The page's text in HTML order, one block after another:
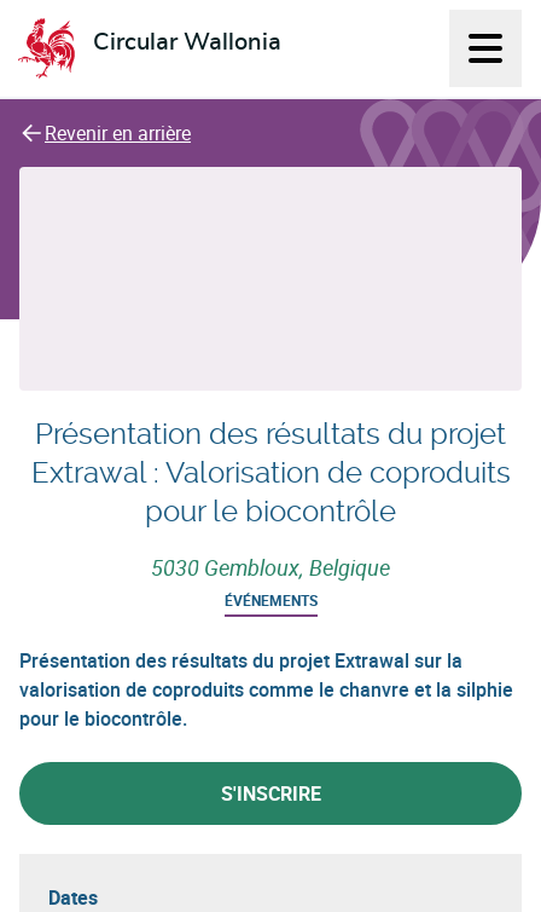
Circular Wallonia
L'économie circulaire
Revenir en arrière
Présentation des résultats du projet
Extrawal : Valorisation de coproduits
pour le biocontrôle
5030 Gembloux, Belgique
ÉVÉNEMENTS
Présentation des résultats du projet Extrawal sur la
valorisation de coproduits comme le chanvre et la silphie
pour le biocontrôle.
S'INSCRIRE
Dates